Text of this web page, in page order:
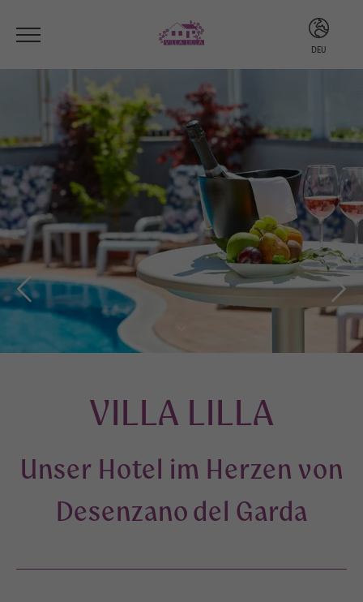
DEU
VILLA LILLA
Unser Hotel im Herzen von
Desenzano del Garda